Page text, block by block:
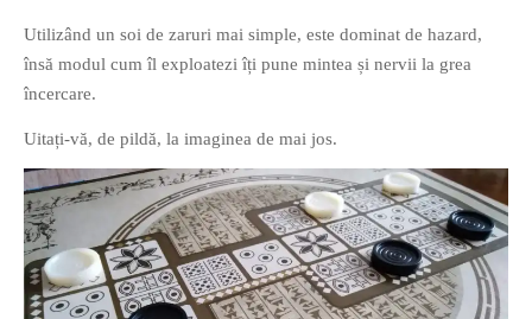
Utilizând un soi de zaruri mai simple, este dominat de hazard,
însă modul cum îl exploatezi îți pune mintea și nervii la grea
încercare.
Uitați-vă, de pildă, la imaginea de mai jos.